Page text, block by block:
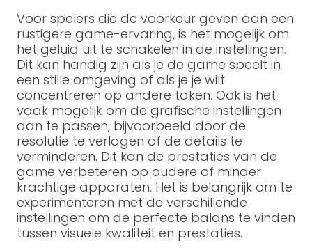
Voor spelers die de voorkeur geven aan een
rustigere game-ervaring, is het mogelijk om
het geluid uit te schakelen in de instellingen.
Dit kan handig zijn als je de game speelt in
een stille omgeving of als je je wilt
concentreren op andere taken. Ook is het
vaak mogelijk om de grafische instellingen
aan te passen, bijvoorbeeld door de
resolutie te verlagen of de details te
verminderen. Dit kan de prestaties van de
game verbeteren op oudere of minder
krachtige apparaten. Het is belangrijk om te
experimenteren met de verschillende
instellingen om de perfecte balans te vinden
tussen visuele kwaliteit en prestaties.